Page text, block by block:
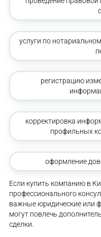
услуги по
регистрацию
корректировка
профильных
оформление
Если купить компанию в
профессионального
важные юридические или
могут повлечь
сделки.